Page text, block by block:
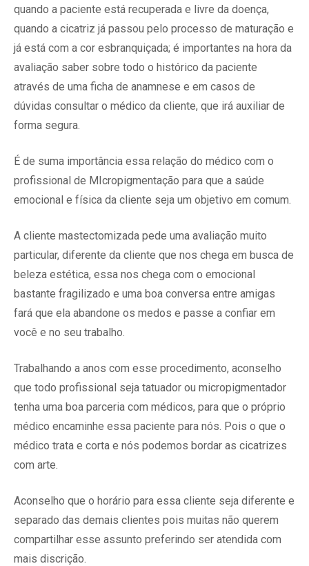
quando a paciente está recuperada e livre da doença,
quando a cicatriz já passou pelo processo de maturação e
já está com a cor esbranquiçada; é importantes na hora da
avaliação saber sobre todo o histórico da paciente
através de uma ficha de anamnese e em casos de
dúvidas consultar o médico da cliente, que irá auxiliar de
forma segura.
É de suma importância essa relação do médico com o
profissional de MIcropigmentação para que a saúde
emocional e física da cliente seja um objetivo em comum.
A cliente mastectomizada pede uma avaliação muito
particular, diferente da cliente que nos chega em busca de
beleza estética, essa nos chega com o emocional
bastante fragilizado e uma boa conversa entre amigas
fará que ela abandone os medos e passe a confiar em
você e no seu trabalho.
Trabalhando a anos com esse procedimento, aconselho
que todo profissional seja tatuador ou micropigmentador
tenha uma boa parceria com médicos, para que o próprio
médico encaminhe essa paciente para nós. Pois o que o
médico trata e corta e nós podemos bordar as cicatrizes
com arte.
Aconselho que o horário para essa cliente seja diferente e
separado das demais clientes pois muitas não querem
compartilhar esse assunto preferindo ser atendida com
mais discrição.